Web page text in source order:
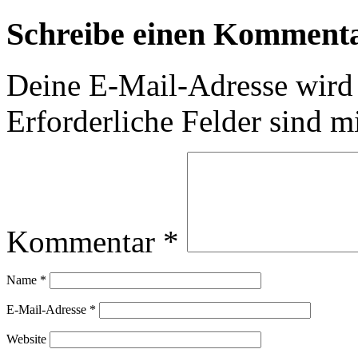
Schreibe einen
Deine E-Mail-Adresse
Erforderliche Felder sind
Kommentar *
Name *
E-Mail-Adresse *
Website